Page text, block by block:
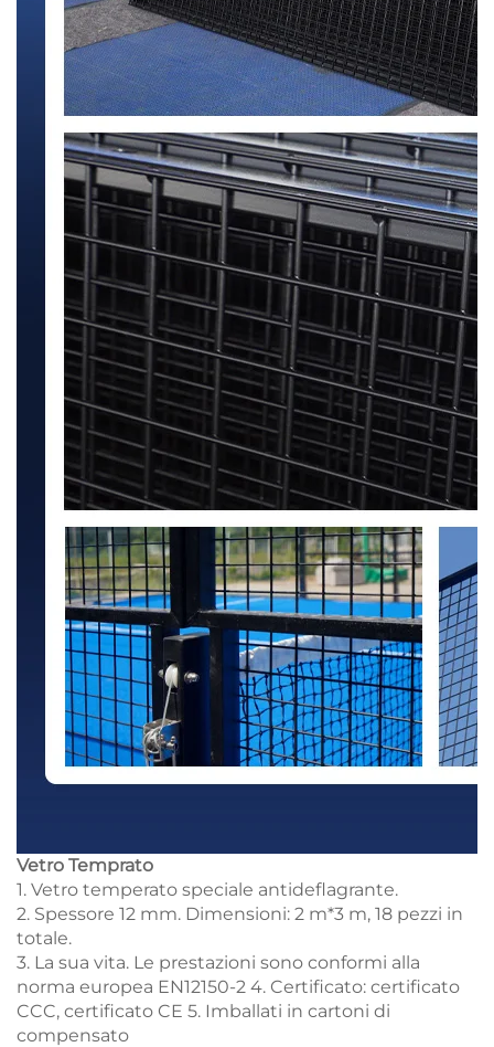
Vetro Temprato
1. Vetro temperato speciale antideflagrante.
2. Spessore 12 mm. Dimensioni: 2 m*3 m, 18 pezzi in
totale.
3. La sua vita. Le prestazioni sono conformi alla
norma europea EN12150-2 4. Certificato: certificato
CCC, certificato CE 5. Imballati in cartoni di
compensato